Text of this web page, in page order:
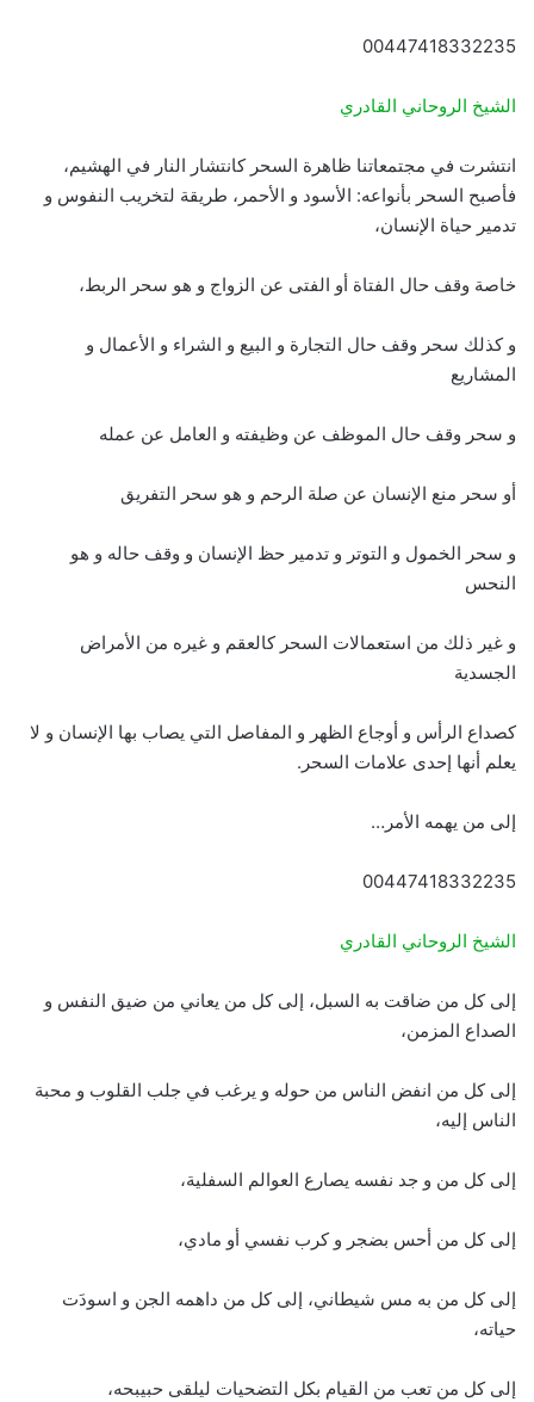
00447418332235
الشيخ الروحاني القادري
انتشرت في مجتمعاتنا ظاهرة السحر كانتشار النار في الهشيم،
فأصبح السحر بأنواعه: الأسود و الأحمر، طريقة لتخريب النفوس و
تدمير حياة الإنسان،
خاصة وقف حال الفتاة أو الفتى عن الزواج و هو سحر الربط،
و كذلك سحر وقف حال التجارة و البيع و الشراء و الأعمال و
المشاريع
و سحر وقف حال الموظف عن وظيفته و العامل عن عمله
أو سحر منع الإنسان عن صلة الرحم و هو سحر التفريق
و سحر الخمول و التوتر و تدمير حظ الإنسان و وقف حاله و هو
النحس
و غير ذلك من استعمالات السحر كالعقم و غيره من الأمراض
الجسدية
كصداع الرأس و أوجاع الظهر و المفاصل التي يصاب بها الإنسان و لا
يعلم أنها إحدى علامات السحر.
إلى من يهمه الأمر…
00447418332235
الشيخ الروحاني القادري
إلى كل من ضاقت به السبل، إلى كل من يعاني من ضيق النفس و
الصداع المزمن،
إلى كل من انفض الناس من حوله و يرغب في جلب القلوب و محبة
الناس إليه،
إلى كل من و جد نفسه يصارع العوالم السفلية،
إلى كل من أحس بضجر و كرب نفسي أو مادي،
إلى كل من به مس شيطاني، إلى كل من داهمه الجن و اسودَت
حياته،
إلى كل من تعب من القيام بكل التضحيات ليلقى حبيبحه،